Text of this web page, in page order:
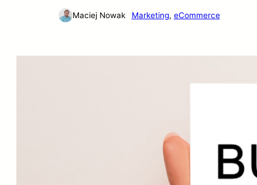
Maciej Nowak Marketing, eCommerce